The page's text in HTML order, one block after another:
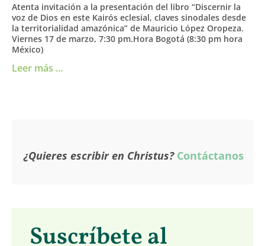
Atenta invitación a la presentación del libro “Discernir la
voz de Dios en este Kairós eclesial, claves sinodales desde
la territorialidad amazónica” de Mauricio López Oropeza.
Viernes 17 de marzo, 7:30 pm.Hora Bogotá (8:30 pm hora
México)
Leer más ...
¿Quieres escribir en Christus? Contáctanos
Suscríbete al